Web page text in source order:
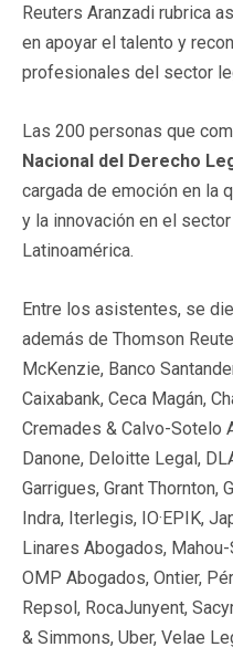
Reuters Aranzadi rubrica
en apoyar el talento y
profesionales del sector
Las 200 personas que
Nacional del Derecho
cargada de emoción en la
y la innovación en el
Latinoamérica.
Entre los asistentes, se
además de Thomson
McKenzie, Banco
Caixabank, Ceca Magán,
Cremades & Calvo-Sotelo
Danone, Deloitte Legal,
Garrigues, Grant Thornton,
Indra, Iterlegis, IO·EPIK,
Linares Abogados,
OMP Abogados, Ontier,
Repsol, RocaJunyent,
& Simmons, Uber, Velae